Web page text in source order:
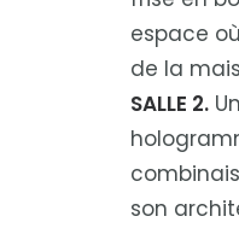
espace
de la
SALLE 2.
son